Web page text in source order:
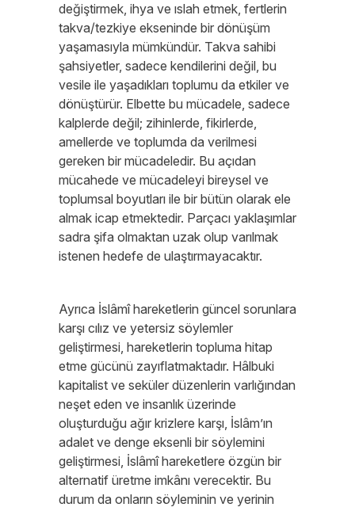
değiştirmek, ihya ve ıslah etmek, fertlerin
takva/tezkiye ekseninde bir dönüşüm
yaşamasıyla mümkündür. Takva sahibi
şahsiyetler, sadece kendilerini değil, bu
vesile ile yaşadıkları toplumu da etkiler ve
dönüştürür. Elbette bu mücadele, sadece
kalplerde değil; zihinlerde, fikirlerde,
amellerde ve toplumda da verilmesi
gereken bir mücadeledir. Bu açıdan
mücahede ve mücadeleyi bireysel ve
toplumsal boyutları ile bir bütün olarak ele
almak icap etmektedir. Parçacı yaklaşımlar
sadra şifa olmaktan uzak olup varılmak
istenen hedefe de ulaştırmayacaktır.
Ayrıca İslâmî hareketlerin güncel sorunlara
karşı cılız ve yetersiz söylemler
geliştirmesi, hareketlerin topluma hitap
etme gücünü zayıflatmaktadır. Hâlbuki
kapitalist ve seküler düzenlerin varlığından
neşet eden ve insanlık üzerinde
oluşturduğu ağır krizlere karşı, İslâm’ın
adalet ve denge eksenli bir söylemini
geliştirmesi, İslâmî hareketlere özgün bir
alternatif üretme imkânı verecektir. Bu
durum da onların söyleminin ve yerinin